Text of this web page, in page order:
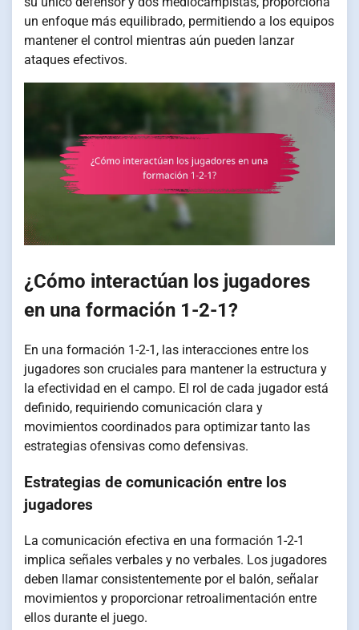
un enfoque más equilibrado, permitiendo a los equipos
mantener el control mientras aún pueden lanzar
ataques efectivos.
¿Cómo interactúan los jugadores
en una formación 1-2-1?
En una formación 1-2-1, las interacciones entre los
jugadores son cruciales para mantener la estructura y
la efectividad en el campo. El rol de cada jugador está
definido, requiriendo comunicación clara y
movimientos coordinados para optimizar tanto las
estrategias ofensivas como defensivas.
Estrategias de comunicación entre los
jugadores
La comunicación efectiva en una formación 1-2-1
implica señales verbales y no verbales. Los jugadores
deben llamar consistentemente por el balón, señalar
movimientos y proporcionar retroalimentación entre
ellos durante el juego.